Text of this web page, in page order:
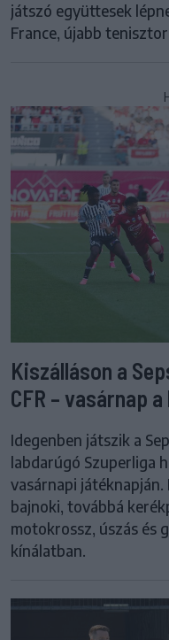
játszó együttesek
France, újabb
Kiszálláson a
CFR – vasárnap
Idegenben játszik a
labdarúgó Szuperliga
vasárnapi
bajnoki, továbbá
motokrossz, úszás és
kínálatban.